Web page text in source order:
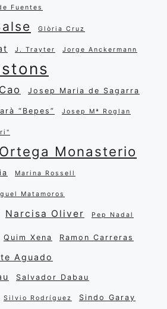
Fuentes
Glòria Cruz
J. Trayter Jorge Anckermann
Josep Maria de Sagarra
“Bepes” Josep Mª Roglan
Monasterio
Marina Rossell
Matamoros
Narcisa Oliver Pep Nadal
Quim Xena Ramon Carreras
Aguado
Salvador Dabau
Silvio Rodríguez Sindo Garay